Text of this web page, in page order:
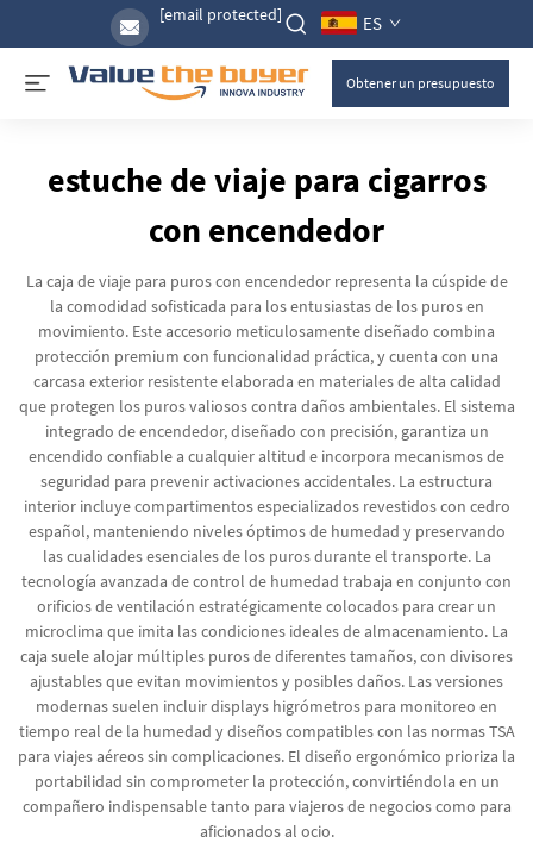
[email protected] ES
Obtener un presupuesto
estuche de viaje para cigarros
con encendedor
La caja de viaje para puros con encendedor representa la cúspide de
la comodidad sofisticada para los entusiastas de los puros en
movimiento. Este accesorio meticulosamente diseñado combina
protección premium con funcionalidad práctica, y cuenta con una
carcasa exterior resistente elaborada en materiales de alta calidad
que protegen los puros valiosos contra daños ambientales. El sistema
integrado de encendedor, diseñado con precisión, garantiza un
encendido confiable a cualquier altitud e incorpora mecanismos de
seguridad para prevenir activaciones accidentales. La estructura
interior incluye compartimentos especializados revestidos con cedro
español, manteniendo niveles óptimos de humedad y preservando
las cualidades esenciales de los puros durante el transporte. La
tecnología avanzada de control de humedad trabaja en conjunto con
orificios de ventilación estratégicamente colocados para crear un
microclima que imita las condiciones ideales de almacenamiento. La
caja suele alojar múltiples puros de diferentes tamaños, con divisores
ajustables que evitan movimientos y posibles daños. Las versiones
modernas suelen incluir displays higrómetros para monitoreo en
tiempo real de la humedad y diseños compatibles con las normas TSA
para viajes aéreos sin complicaciones. El diseño ergonómico prioriza la
portabilidad sin comprometer la protección, convirtiéndola en un
compañero indispensable tanto para viajeros de negocios como para
aficionados al ocio.